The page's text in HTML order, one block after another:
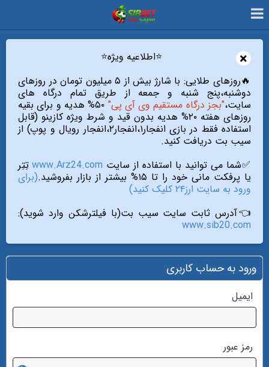
×
⭐️اطلاعیه ویژه⭐️
🔥روزهای طلایی: با شارژ بیش از ۵ میلیون تومان در روزهای
دوشنبه،پنج شنبه و جمعه از طریق تمام درگاه های
سایت،"بجز درگاه مستقیم وی آی پی"
۵۰% هدیه و برای بقیه
روزهای هفته ۲۰% هدیه بدون قید و شرط ویژه کازینو (قابل
استفاده فقط در بازی انفجار۱،انفجار۲،انفجار رویال و پوپ) از
سیب بت دریافت کنید.
✅شما می توانید با استفاده از سایت www.Arz24.com تِتِر
یا پرفکت مانی خود را تا ۱۵% بیشتر از بازار بفروشید.
(برای
ورود به سایت ارز۲۴ کلیک کنید)
👈آدرس ثابت سایت سیب بت(با فیلترشکن وارد شوید):
www.sib20.com
ورود به حساب کاربری
ایمیل
رمز عبور